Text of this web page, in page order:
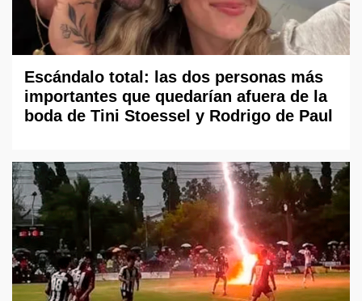
Escándalo total: las dos personas más
importantes que quedarían afuera de la
boda de Tini Stoessel y Rodrigo de Paul